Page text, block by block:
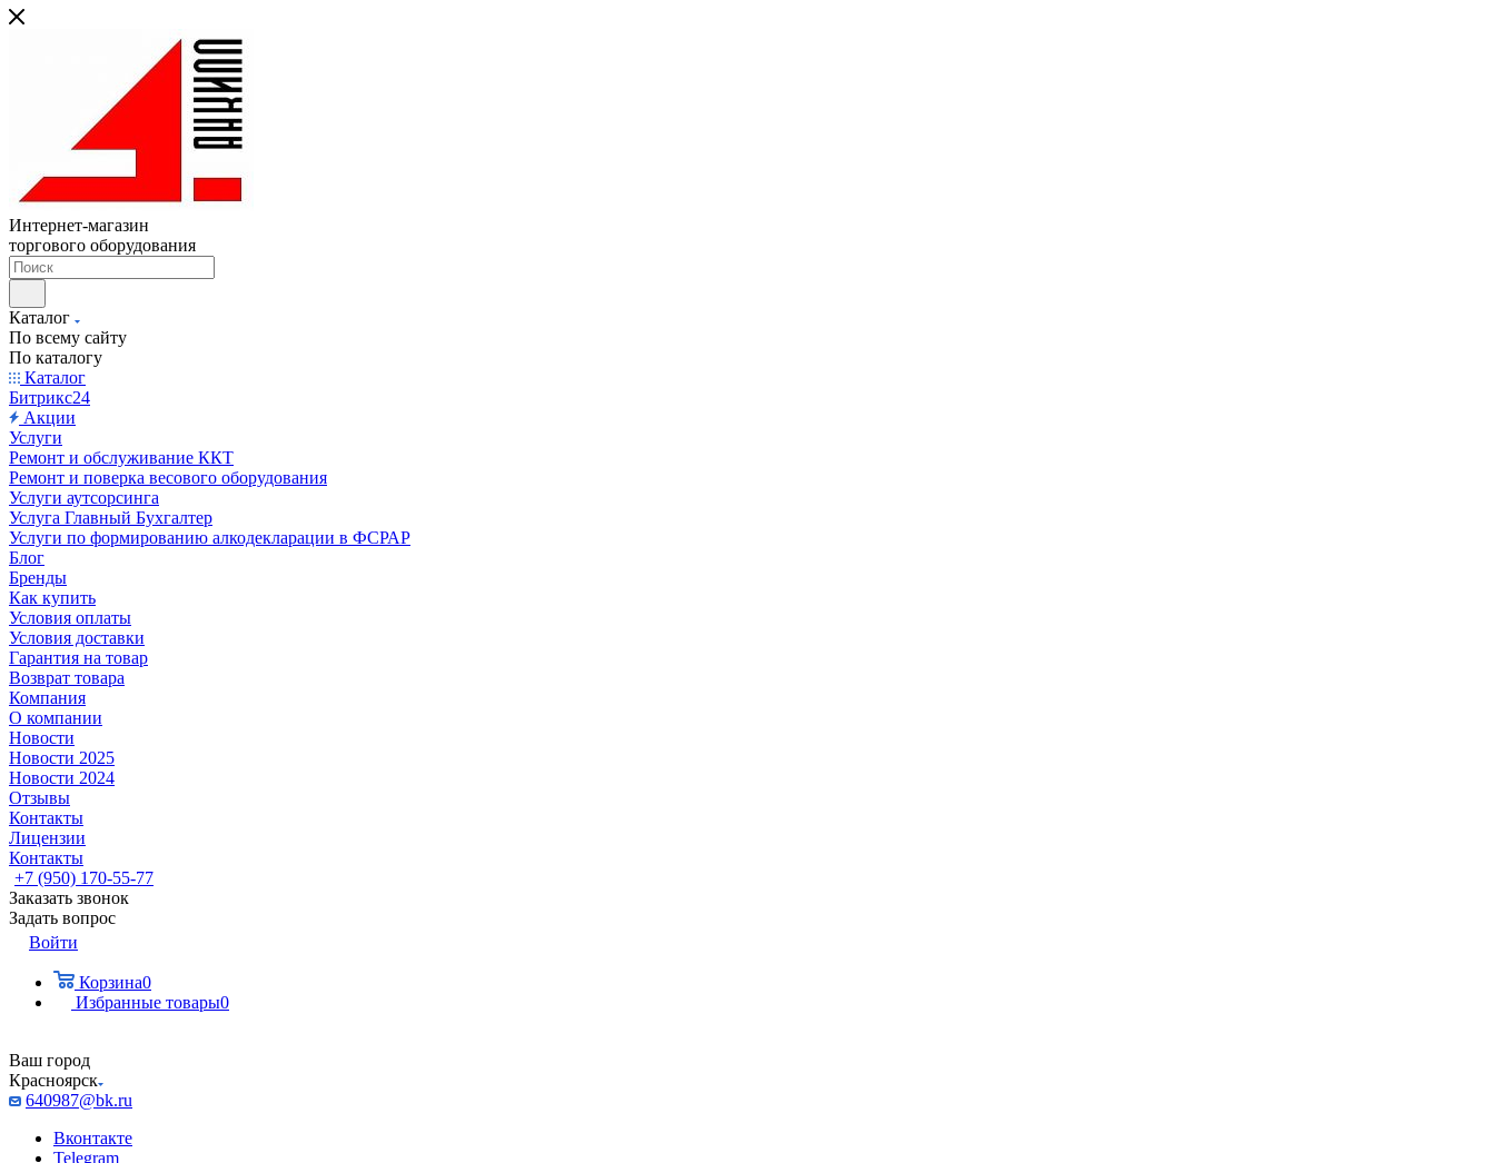
Интернет-магазин
торгового оборудования
Каталог
По всему сайту
По каталогу
Каталог
Битрикс24
Акции
Услуги
Ремонт и обслуживание ККТ
Ремонт и поверка весового оборудования
Услуги аутсорсинга
Услуга Главный Бухгалтер
Услуги по формированию алкодекларации в ФСРАР
Блог
Бренды
Как купить
Условия оплаты
Условия доставки
Гарантия на товар
Возврат товара
Компания
О компании
Новости
Новости 2025
Новости 2024
Отзывы
Контакты
Лицензии
Контакты
+7 (950) 170-55-77
Заказать звонок
Задать вопрос
Войти
Корзина0
Избранные товары0
Ваш город
Красноярск
640987@bk.ru
Вконтакте
Telegram